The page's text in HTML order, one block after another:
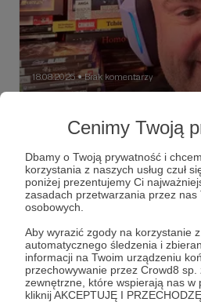
Cenimy Twoją
Dbamy o Twoją prywatność i
korzystania z naszych usług czuł
poniżej prezentujemy Ci
zasadach przetwarzania przez nas
osobowych.
Aby wyrazić zgody na korzystanie
automatycznego śledzenia i
informacji na Twoim urządzeniu
przechowywanie przez Crowd8
zewnętrzne, które wspierają nas w
kliknij AKCEPTUJĘ I
18.08.2025 ● Brak komentarzy
Patronem!
Patronite. Na stronie głównej
czym się zajmowałem w
w jakiej roli do niej powróciłem w
Tworzyć bardziej wartościowe
filmów video. Wsparcie Patronów
pierwszej kolejności dostępne
dopiero później publiczności Youtube.
Patronowi podziękuję w video. Stworzyłem wiele
wariantów - będzie mi miło jak
Dzięki, Kokosz.
#gry #twitch #kick #youtube